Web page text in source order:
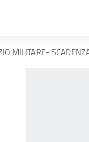
MILITARE-